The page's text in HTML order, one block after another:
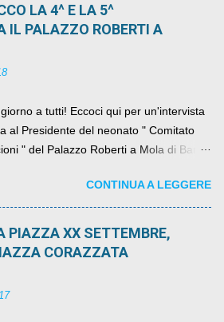
LA 4^ E LA 5^
IL PALAZZO ROBERTI A
a tutti! Eccoci qui per un'intervista
al Presidente del neonato " Comitato
" del Palazzo Roberti a Mola di Bari ,
signor?....CONTINUA A LEGGERE
PIAZZA XX SETTEMBRE,
CORAZZATA